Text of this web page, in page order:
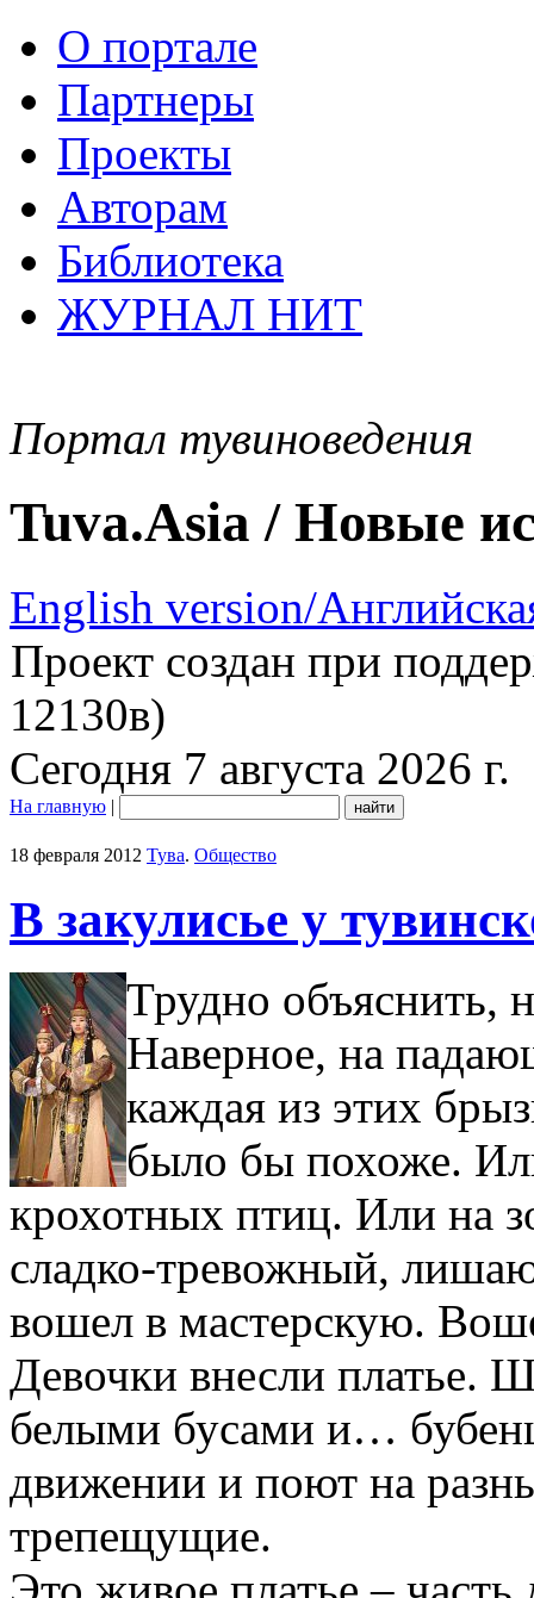
О портале
Партнеры
Проекты
Авторам
Библиотека
ЖУРНАЛ НИТ
Портал тувиноведения
Tuva.Asia / Новые
English version/
Проект создан при
12130в)
Сегодня 7 августа 2026 г.
На главную |
18 февраля 2012 Тува. Общество
В закулисье у
Трудно объяснить,
Наверное, на
каждая из этих
было бы похоже.
крохотных птиц. Или на
сладко-тревожный,
вошел в мастерскую.
Девочки внесли платье.
белыми бусами и…
движении и поют на
трепещущие.